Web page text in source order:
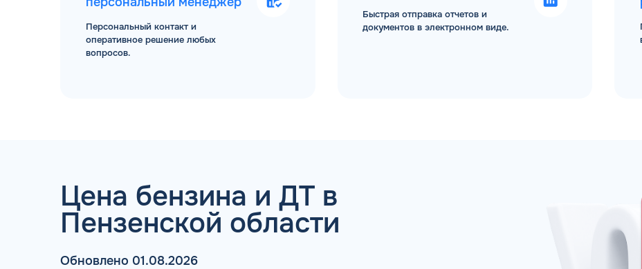
Персональный контакт и
оперативное решение любых
вопросов.
Быстрая отправка отчетов и
документов в электронном виде.
Цена бензина и ДТ в
Пензенской области
Обновлено 01.08.2026
Спасибо! Ваша заявка принята.
Мы свяжемся с Вами в ближайшее рабочее время: пн-пт с 9:00